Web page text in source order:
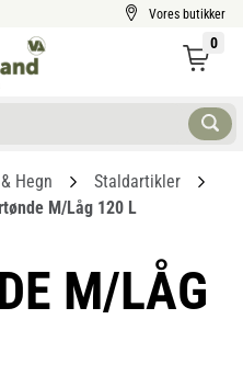
Vores butikker
0
Hegn
Staldartikler
M/låg 120 L
M/LÅG